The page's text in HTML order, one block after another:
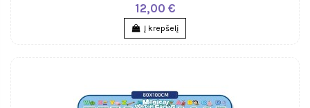
12,00 €
Į krepšelį